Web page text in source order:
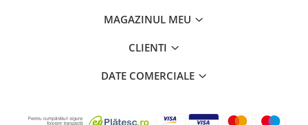
MAGAZINUL MEU
CLIENTI
DATE COMERCIALE